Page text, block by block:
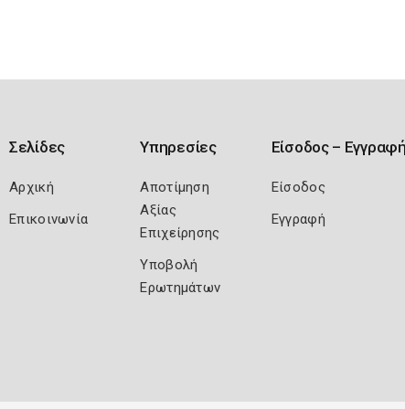
Σελίδες
Αρχική
Επικοινωνία
Υπηρεσίες
Αποτίμηση
Αξίας
Επιχείρησης
Υποβολή
Ερωτημάτων
Είσοδος –
Είσοδος
Εγγραφή